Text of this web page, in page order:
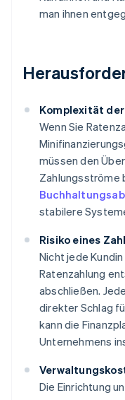
man ihnen
Komplexität
Wenn Sie
müssen den
Zahlungsströme
stabilere
Risiko eines
Nicht jede
Ratenzahlung
abschließen.
direkter Schlag
kann die
Unternehmens
Die Einrichtung